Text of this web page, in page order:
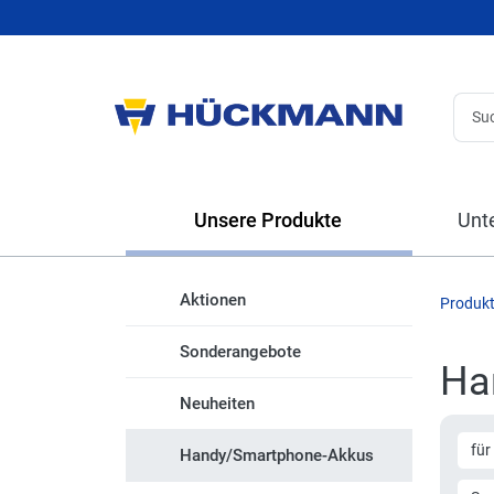
Unsere Produkte
Aktionen
Sonderangebote
Neuheiten
Handy/Smartphone-Akkus für